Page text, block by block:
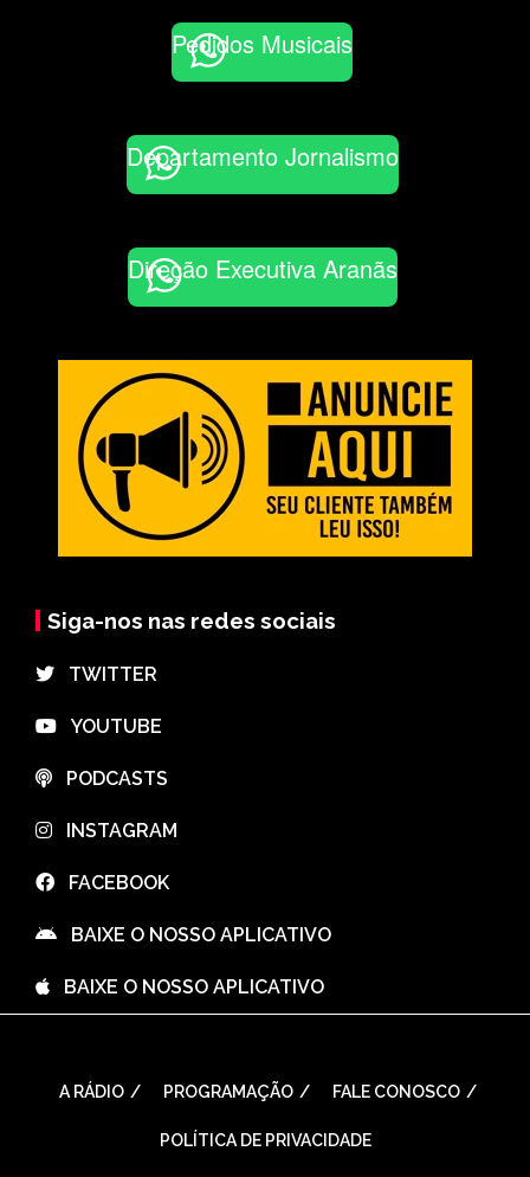
Pedidos Musicais
Departamento Jornalismo
Direção Executiva Aranãs
Siga-nos nas redes sociais
⠀TWITTER
⠀YOUTUBE
⠀PODCASTS
⠀INSTAGRAM
⠀FACEBOOK
⠀BAIXE O NOSSO APLICATIVO
⠀BAIXE O NOSSO APLICATIVO
A RÁDIO PROGRAMAÇÃO FALE CONOSCO
POLÍTICA DE PRIVACIDADE